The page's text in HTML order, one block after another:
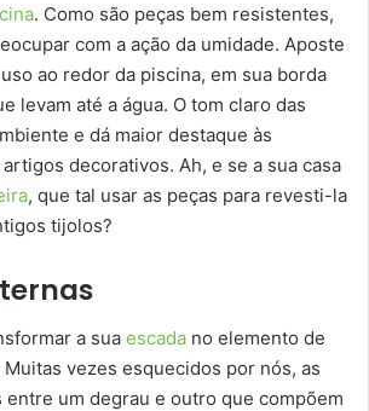
. Como são peças bem resistentes,
com a ação da umidade. Aposte
ao redor da piscina, em sua borda
levam até a água. O tom claro das
e dá maior destaque às
decorativos. Ah, e se a sua casa
, que tal usar as peças para revesti-la
tijolos?
a sua escada no elemento de
vezes esquecidos por nós, as
entre um degrau e outro que compõem